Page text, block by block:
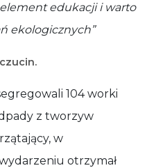
edukacji i warto
ekologicznych”
104 worki
z tworzyw
w
otrzymał